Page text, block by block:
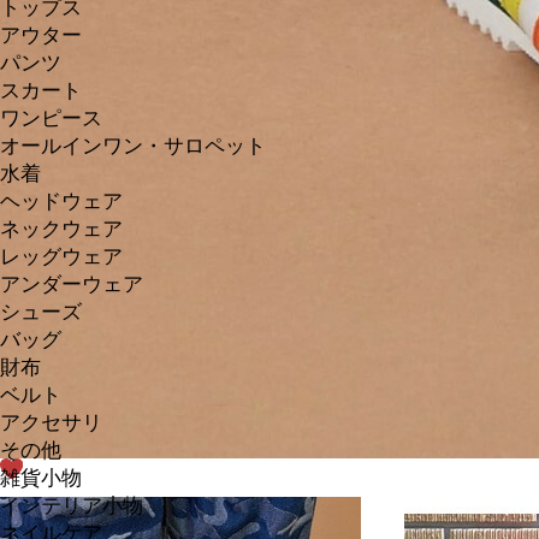
トップス
アウター
パンツ
スカート
ワンピース
オールインワン・サロペット
水着
ヘッドウェア
ネックウェア
レッグウェア
アンダーウェア
シューズ
バッグ
財布
ベルト
アクセサリ
その他
雑貨小物
インテリア小物
ネイルケア